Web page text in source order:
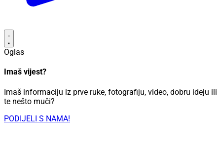
Oglas
Imaš vijest?
Imaš informaciju iz prve ruke, fotografiju, video, dobru ideju ili
te nešto muči?
PODIJELI S NAMA!